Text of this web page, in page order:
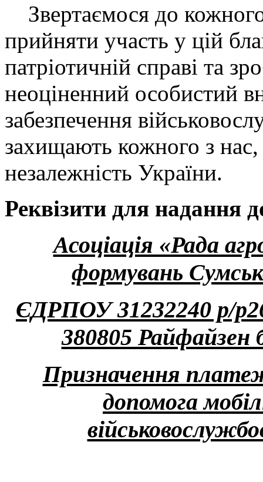
Звертаємося до
прийняти участь у цій
патріотичній справі та
неоціненний особистий
забезпечення
захищають кожного з
незалежність України.
Реквізити для надання
Асоціація «Рада
формувань
ЄДРПОУ 31232240 р/
380805 Райфайзен
Призначення
допомога